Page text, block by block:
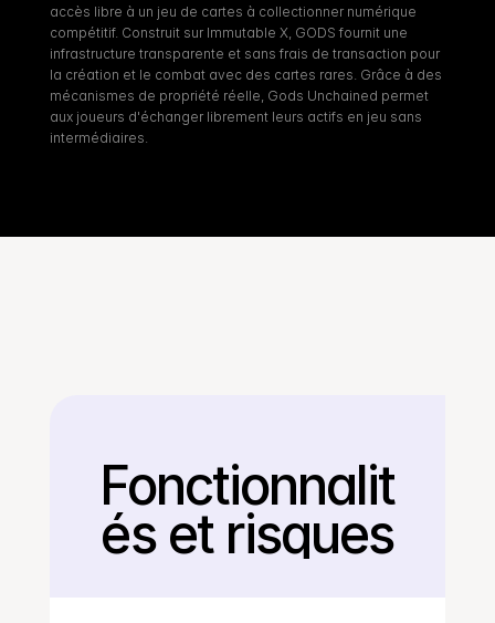
accès libre à un jeu de cartes à collectionner numérique
compétitif. Construit sur Immutable X, GODS fournit une
infrastructure transparente et sans frais de transaction pour
la création et le combat avec des cartes rares. Grâce à des
mécanismes de propriété réelle, Gods Unchained permet
aux joueurs d'échanger librement leurs actifs en jeu sans
intermédiaires.
Retour
Fonctionnalit
és et risques